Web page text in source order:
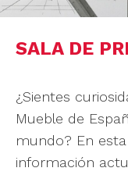
SALA DE
¿Sientes
Mueble de
mundo? En
información